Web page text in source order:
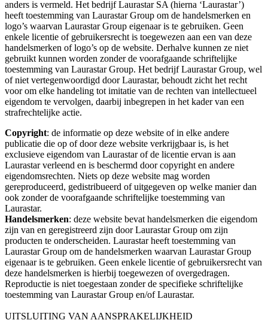
anders is vermeld. Het bedrijf Laurastar SA (hierna ‘Laurastar’)
heeft toestemming van Laurastar Group om de handelsmerken en
logo’s waarvan Laurastar Group eigenaar is te gebruiken. Geen
enkele licentie of gebruikersrecht is toegewezen aan een van deze
handelsmerken of logo’s op de website. Derhalve kunnen ze niet
gebruikt kunnen worden zonder de voorafgaande schriftelijke
toestemming van Laurastar Group. Het bedrijf Laurastar Group, wel
of niet vertegenwoordigd door Laurastar, behoudt zicht het recht
voor om elke handeling tot imitatie van de rechten van intellectueel
eigendom te vervolgen, daarbij inbegrepen in het kader van een
strafrechtelijke actie.
Copyright: de informatie op deze website of in elke andere
publicatie die op of door deze website verkrijgbaar is, is het
exclusieve eigendom van Laurastar of de licentie ervan is aan
Laurastar verleend en is beschermd door copyright en andere
eigendomsrechten. Niets op deze website mag worden
gereproduceerd, gedistribueerd of uitgegeven op welke manier dan
ook zonder de voorafgaande schriftelijke toestemming van
Laurastar.
Handelsmerken: deze website bevat handelsmerken die eigendom
zijn van en geregistreerd zijn door Laurastar Group om zijn
producten te onderscheiden. Laurastar heeft toestemming van
Laurastar Group om de handelsmerken waarvan Laurastar Group
eigenaar is te gebruiken. Geen enkele licentie of gebruikersrecht van
deze handelsmerken is hierbij toegewezen of overgedragen.
Reproductie is niet toegestaan zonder de specifieke schriftelijke
toestemming van Laurastar Group en/of Laurastar.
UITSLUITING VAN AANSPRAKELIJKHEID